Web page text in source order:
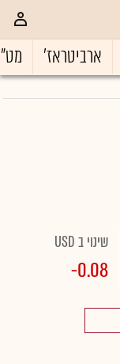
ארביטראז'
שינוי ב USD
-0.08